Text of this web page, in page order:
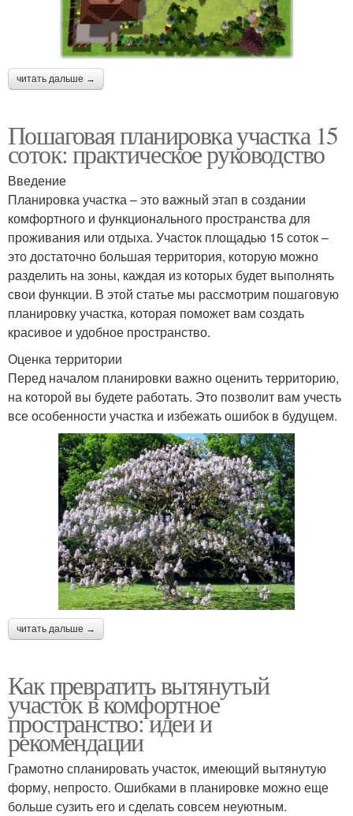
читать дальше →
Пошаговая планировка участка 15
соток: практическое руководство
Введение
Планировка участка – это важный этап в создании
комфортного и функционального пространства для
проживания или отдыха. Участок площадью 15 соток –
это достаточно большая территория, которую можно
разделить на зоны, каждая из которых будет выполнять
свои функции. В этой статье мы рассмотрим пошаговую
планировку участка, которая поможет вам создать
красивое и удобное пространство.
Оценка территории
Перед началом планировки важно оценить территорию,
на которой вы будете работать. Это позволит вам учесть
все особенности участка и избежать ошибок в будущем.
читать дальше →
Как превратить вытянутый
участок в комфортное
пространство: идеи и
рекомендации
Грамотно спланировать участок, имеющий вытянутую
форму, непросто. Ошибками в планировке можно еще
больше сузить его и сделать совсем неуютным.